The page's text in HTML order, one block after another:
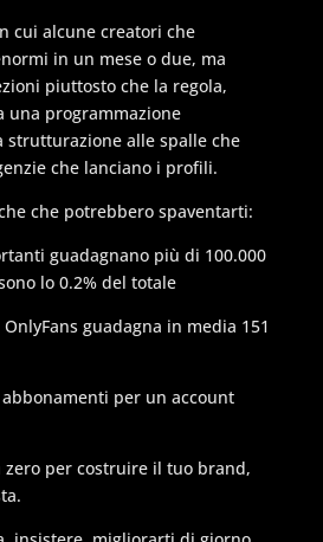
cui alcune creatori che
in un mese o due, ma
piuttosto che la regola,
una programmazione
strutturazione alle spalle che
che lanciano i profili.
che potrebbero spaventarti:
guadagnano più di 100.000
lo 0.2% del totale
guadagna in media 151
per un account
zero per costruire il tuo brand,